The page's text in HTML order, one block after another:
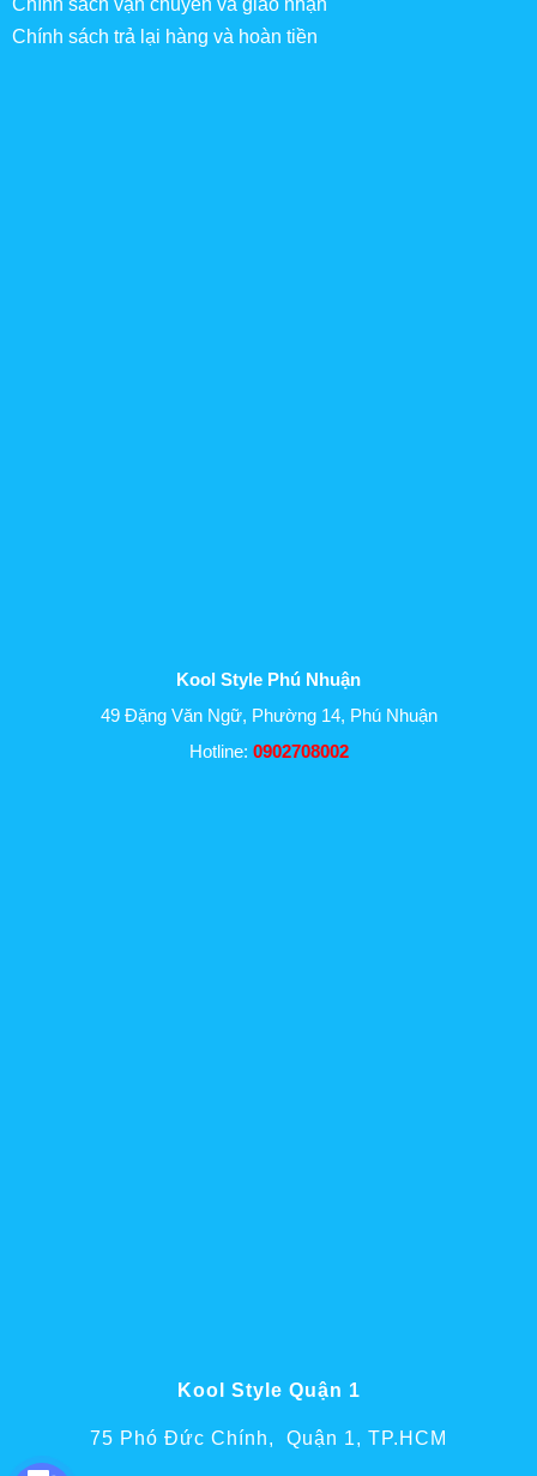
Chính sách vận chuyển và giao nhận
Chính sách trả lại hàng và hoàn tiền
Kool Style Phú Nhuận
49 Đặng Văn Ngữ, Phường 14, Phú Nhuận
Hotline: 0902708002
Kool Style Quận 1
75 Phó Đức Chính, Quận 1, TP.HCM